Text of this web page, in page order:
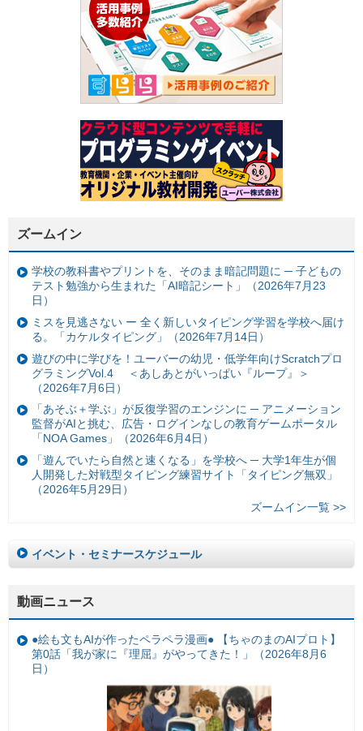
ズームイン
学校の教科書やプリントを、そのまま暗記問題に ─ 子どもの
テスト勉強から生まれた「AI暗記シート」（2026年7月23
日）
ミスを見逃さない ー 全く新しいタイピング学習を学校へ届け
る。「カケルタイピング」（2026年7月14日）
遊びの中に学びを！ユーバーの幼児・低学年向けScratchプロ
グラミングVol.4 ＜あしあとがいっぱい『ループ』＞
（2026年7月6日）
「あそぶ＋学ぶ」が反復学習のエンジンに ─ アニメーション
監督がAIと挑む、広告・ログインなしの教育ゲームポータル
「NOA Games」（2026年6月4日）
「遊んでいたら自然と速くなる」を学校へ ─ 大学1年生が個
人開発した対戦型タイピング練習サイト「タイピング無双」
（2026年5月29日）
ズームイン一覧 >>
イベント・セミナースケジュール
動画ニュース
●絵も文もAIが作ったペラペラ漫画● 【ちゃのまのAIプロト】
第0話「我が家に『理屈』がやってきた！」（2026年8月6
日）